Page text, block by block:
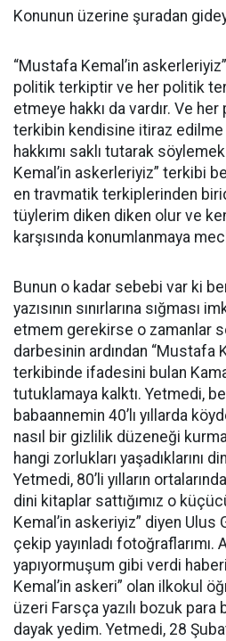
Konunun üzerine şuradan
“Mustafa Kemal’in
politik terkiptir ve her politik
etmeye hakkı da vardır. Ve
terkibin kendisine itiraz edilme
hakkımı saklı tutarak
Kemal’in askerleriyiz” terkibi
en travmatik terkiplerinden
tüylerim diken diken olur ve
karşısında konumlanmaya
Bunun o kadar sebebi var ki
yazısının sınırlarına sığması
etmem gerekirse o zamanlar
darbesinin ardından “Mustafa
terkibinde ifadesini bulan
tutuklamaya kalktı. Yetmedi,
babaannemin 40’lı yıllarda
nasıl bir gizlilik düzeneği
hangi zorlukları yaşadıklarını
Yetmedi, 80’li yılların
dini kitaplar sattığımız o
Kemal’in askeriyiz” diyen
çekip yayınladı fotoğraflarımı.
yapıyormuşum gibi verdi
Kemal’in askeri” olan ilkokul
üzeri Farsça yazılı bozuk
dayak yedim. Yetmedi, 28